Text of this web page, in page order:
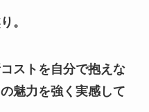
。
ストを自分で抱えな
魅力を強く実感して